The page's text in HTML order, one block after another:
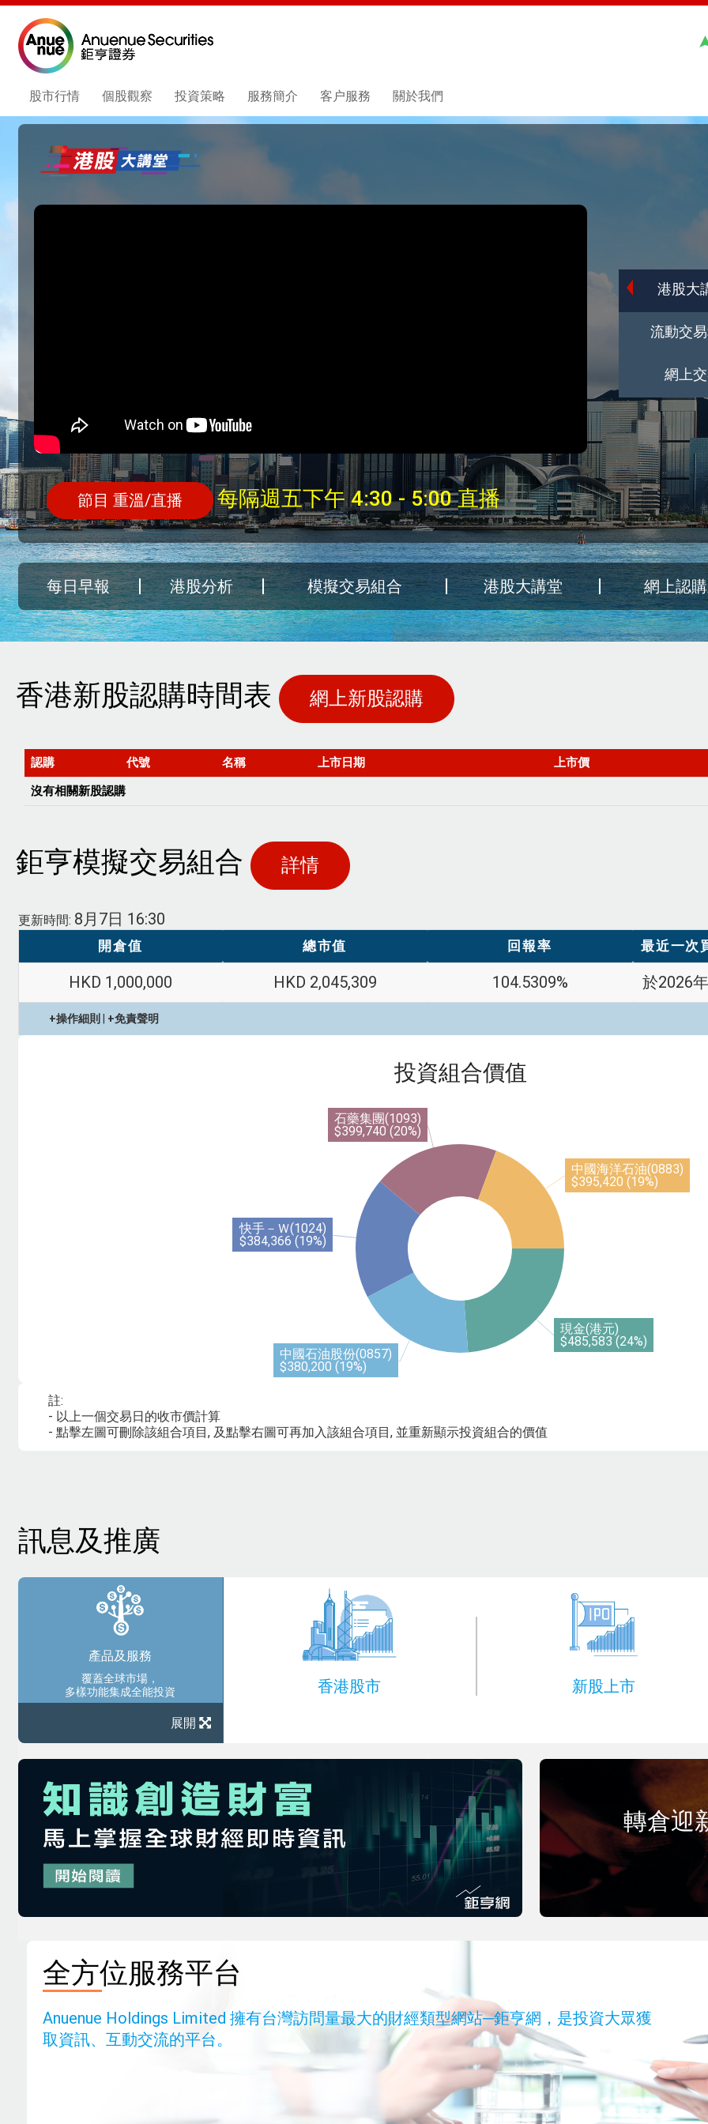
股市行情 個股觀察 投資策略 服務簡介 客户服務 關於我們
節目 重溫/直播 每隔週五下午 4:30 - 5:00 直播
港股大
流動交
網上
每日早報 港股分析 模擬交易組合 港股大講堂 網上認
香港新股認購時間表 網上新股認購
鉅亨模擬交易組合 詳情
更新時間: 8月7日 16:30
開倉值 總市值 回報率 最近一次
HKD 1,000,000 HKD 2,045,309 104.5309% 於2026
+操作細則 +免責聲明
投資組合價值
現金(港元)
$485,583 (24%)
中國石油股份(0857)
$380,200 (19%)
快手－Ｗ(1024)
$384,366 (19%)
石藥集團(1093)
$399,740 (20%)
中國海洋石油(0883)
$395,420 (19%)
註:
- 以上一個交易日的收市價計算
- 點擊左圖可刪除該組合項目, 及點擊右圖可再加入該組合項目, 並重新顯示投資組合的價值
訊息及推廣
產品及服務
覆蓋全球市場，
多樣功能集成全能投資
展開
香港股市 新股上市
轉倉迎
全方位服務平台
Anuenue Holdings Limited 擁有台灣訪問量最大的財經類型網站─鉅亨網，是投資大眾獲
取資訊、互動交流的平台。